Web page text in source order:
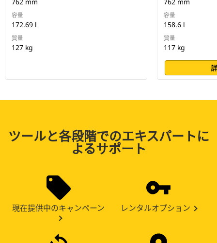
762 mm
容量
172.69 l
質量
127 kg
762 mm
容量
158.6 l
質量
117 kg
ツールと各段階でのエキスパートに
よるサポート
現在提供中のキャンペーン レンタルオプション